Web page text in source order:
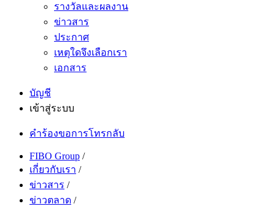
รางวัลและผลงาน
ข่าวสาร
ประกาศ
เหตุใดจึงเลือกเรา
เอกสาร
บัญชี
เข้าสู่ระบบ
คำร้องขอการโทรกลับ
FIBO Group /
เกี่ยวกับเรา /
ข่าวสาร /
ข่าวตลาด /